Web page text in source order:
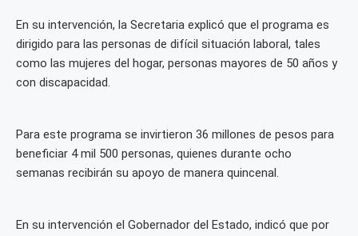
En su intervención, la Secretaria explicó que el programa es
dirigido para las personas de difícil situación laboral, tales
como las mujeres del hogar, personas mayores de 50 años y
con discapacidad.
Para este programa se invirtieron 36 millones de pesos para
beneficiar 4 mil 500 personas, quienes durante ocho
semanas recibirán su apoyo de manera quincenal.
En su intervención el Gobernador del Estado, indicó que por